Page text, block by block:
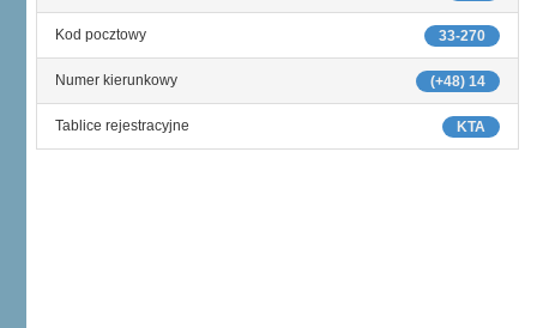
33-270
Kod pocztowy
(+48) 14
Numer kierunkowy
KTA
Tablice rejestracyjne